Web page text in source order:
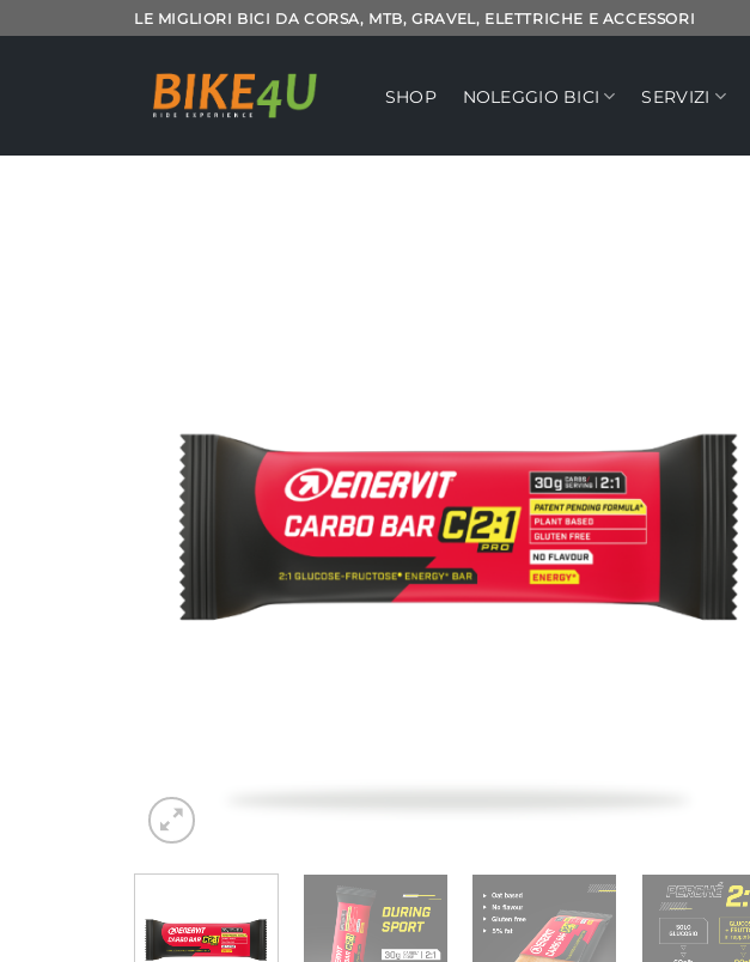
ai
LE MIGLIORI BICI DA CORSA, MTB, GRAVEL, ELETTRICHE E ACCESSORI
SHOP NOLEGGIO BICI SERVIZI